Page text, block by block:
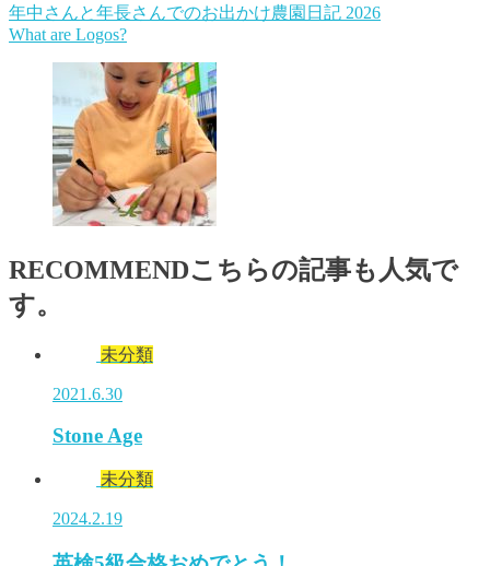
年中さんと年長さんでのお出かけ農園日記 2026
What are Logos?
RECOMMENDこちらの記事も人気で
す。
未分類
2021.6.30
Stone Age
未分類
2024.2.19